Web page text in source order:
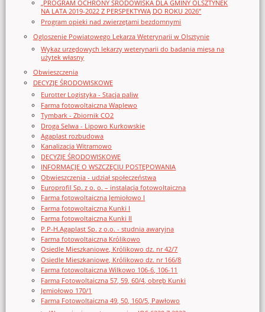
„PROGRAM OCHRONY ŚRODOWISKA DLA GMINY OLSZTYNEK
NA LATA 2019-2022 Z PERSPEKTYWĄ DO ROKU 2026”
Program opieki nad zwierzętami bezdomnymi
Ogloszenie Powiatowego Lekarza Weterynarii w Olsztynie
Wykaz urzędowych lekarzy weterynarii do badania mięsa na
użytek własny
Obwieszczenia
DECYZJE ŚRODOWISKOWE
Eurotter Logistyka - Stacja paliw
Farma fotowoltaiczna Waplewo
Tymbark - Zbiornik CO2
Droga Selwa - Lipowo Kurkowskie
Agaplast rozbudowa
Kanalizacja Witramowo
DECYZJE ŚRODOWISKOWE
INFORMACJE O WSZCZĘCIU POSTĘPOWANIA
Obwieszczenia - udział społeczeństwa
Europrofil Sp. z o. o. – instalacja fotowoltaiczna
Farma fotowoltaiczna Jemiołowo I
Farma fotowoltaiczna Kunki I
Farma fotowoltaiczna Kunki II
P.P-H.Agaplast Sp. z o.o. - studnia awaryjna
Farma fotowoltaiczna Królikowo
Osiedle Mieszkaniowe, Królikowo dz. nr 42/7
Osiedle Mieszkaniowe, Królikowo dz. nr 166/8
Farma fotowoltaiczna Wilkowo 106-6, 106-11
Farma Fotowoltaiczna 57, 59, 60/4, obręb Kunki
Jemiołowo 170/1
Farma Fotowoltaiczna 49, 50, 160/5, Pawłowo